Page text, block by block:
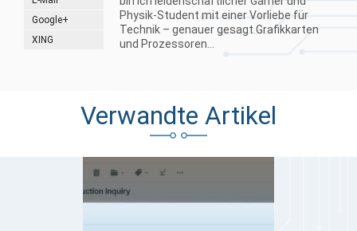
Google+
XING
Physik-Student mit einer Vorliebe für
Technik – genauer gesagt Grafikkarten
und Prozessoren...
Verwandte Artikel